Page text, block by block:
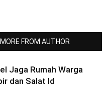
MORE FROM AUTHOR
Jaga Rumah Warga
dan Salat Id